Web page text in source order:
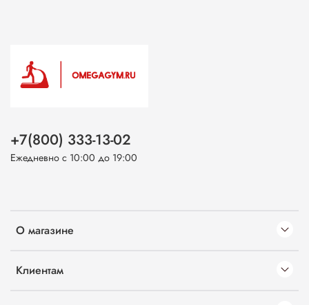
О магазине
Клиентам
+7(800) 333-13-02
Ежедневно с 10:00 до 19:00